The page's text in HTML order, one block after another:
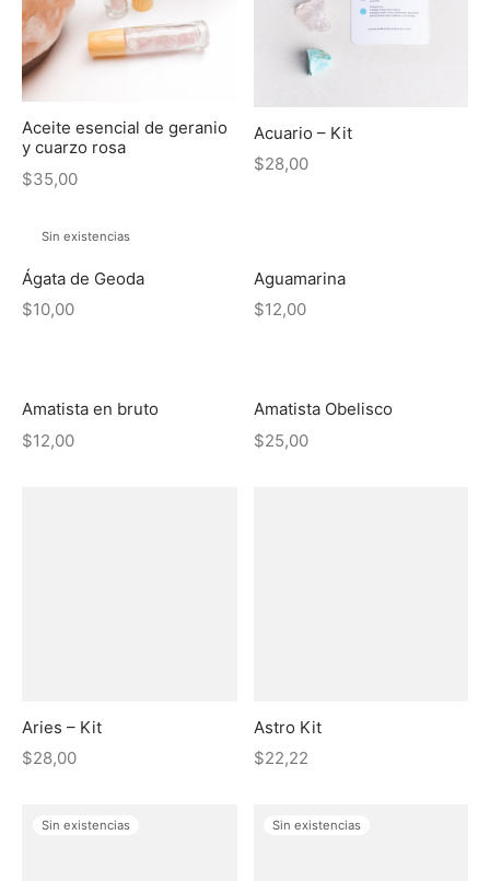
Aceite esencial de geranio
y cuarzo rosa
$35,00
Acuario – Kit
$28,00
Sin existencias
Ágata de Geoda
$10,00
Aguamarina
$12,00
Amatista en bruto
$12,00
Amatista Obelisco
$25,00
Aries – Kit
$28,00
Astro Kit
$22,22
Sin existencias Sin existencias